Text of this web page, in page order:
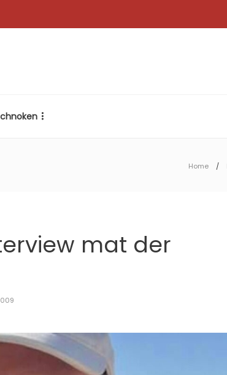
Home
mat der